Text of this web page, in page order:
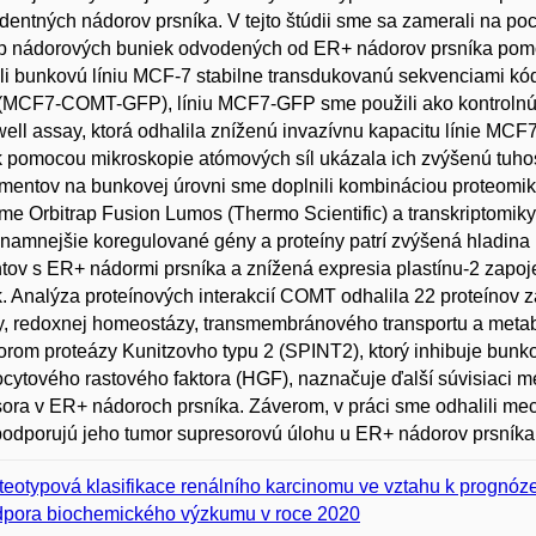
nádorov prsníka. V tejto štúdii sme sa zamerali na
nádorových buniek odvodených od ER+ nádorov prsníka
bunkovú líniu MCF-7 stabilne transdukovanú sekvenciami
COMT-GFP), líniu MCF7-GFP sme použili ako
assay, ktorá odhalila zníženú invazívnu kapacitu línie
pomocou mikroskopie atómových síl ukázala ich zvýšenú
na bunkovej úrovni sme doplnili kombináciou
Orbitrap Fusion Lumos (Thermo Scientific) a
koregulované gény a proteíny patrí zvýšená
s ER+ nádormi prsníka a znížená expresia plastínu-2
Analýza proteínových interakcií COMT odhalila 22 proteínov
redoxnej homeostázy, transmembránového transportu a
proteázy Kunitzovho typu 2 (SPINT2), ktorý inhibuje
rastového faktora (HGF), naznačuje ďalší súvisiaci
v ER+ nádoroch prsníka. Záverom, v práci sme odhalili
jeho tumor supresorovú úlohu u ER+ nádorov
klasifikace renálního karcinomu ve vztahu k
biochemického výzkumu v roce 2020